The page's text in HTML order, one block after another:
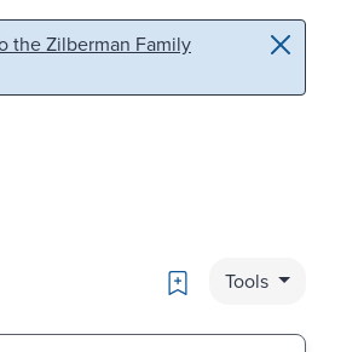
the Zilberman Family
Bookmark
Tools